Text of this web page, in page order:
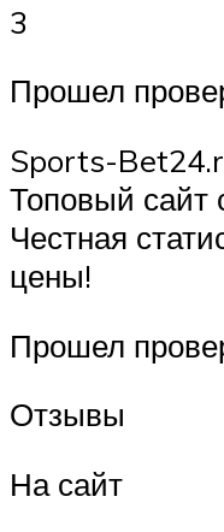
3
Прошел
Sports-
Топовый сайт
Честная
цены!
Прошел
Отзывы
На сайт